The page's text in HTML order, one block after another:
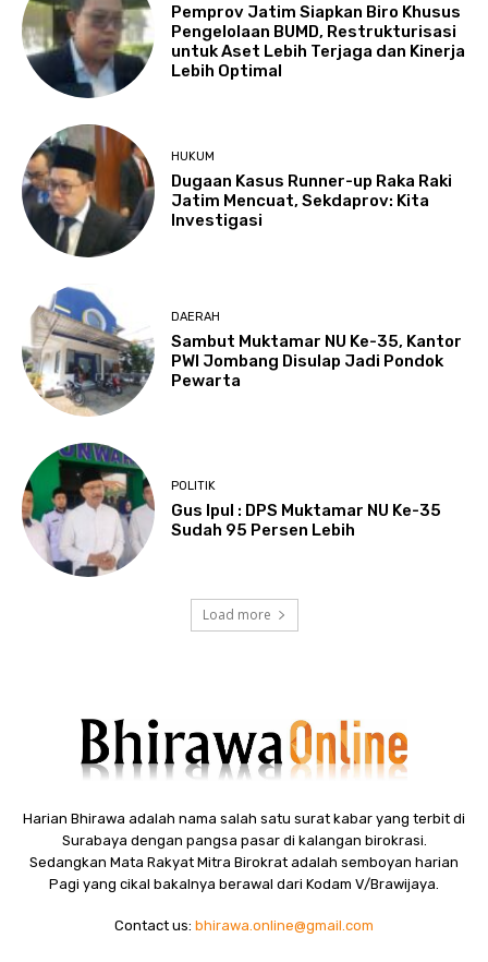
Pemprov Jatim Siapkan Biro Khusus
Pengelolaan BUMD, Restrukturisasi
untuk Aset Lebih Terjaga dan Kinerja
Lebih Optimal
HUKUM
Dugaan Kasus Runner-up Raka Raki
Jatim Mencuat, Sekdaprov: Kita
Investigasi
DAERAH
Sambut Muktamar NU Ke-35, Kantor
PWI Jombang Disulap Jadi Pondok
Pewarta
POLITIK
Gus Ipul : DPS Muktamar NU Ke-35
Sudah 95 Persen Lebih
Load more
Harian Bhirawa adalah nama salah satu surat kabar yang terbit di
Surabaya dengan pangsa pasar di kalangan birokrasi.
Sedangkan Mata Rakyat Mitra Birokrat adalah semboyan harian
Pagi yang cikal bakalnya berawal dari Kodam V/Brawijaya.
Contact us: bhirawa.online@gmail.com